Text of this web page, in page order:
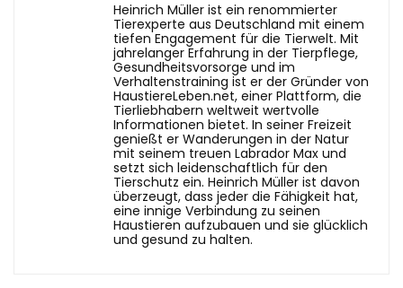
Heinrich Müller ist ein renommierter
Tierexperte aus Deutschland mit einem
tiefen Engagement für die Tierwelt. Mit
jahrelanger Erfahrung in der Tierpflege,
Gesundheitsvorsorge und im
Verhaltenstraining ist er der Gründer von
HaustiereLeben.net, einer Plattform, die
Tierliebhabern weltweit wertvolle
Informationen bietet. In seiner Freizeit
genießt er Wanderungen in der Natur
mit seinem treuen Labrador Max und
setzt sich leidenschaftlich für den
Tierschutz ein. Heinrich Müller ist davon
überzeugt, dass jeder die Fähigkeit hat,
eine innige Verbindung zu seinen
Haustieren aufzubauen und sie glücklich
und gesund zu halten.